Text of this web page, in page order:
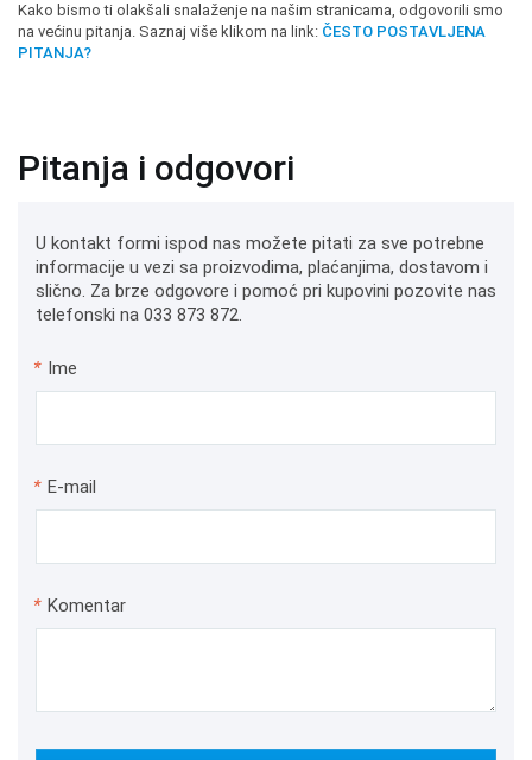
Kako bismo ti olakšali snalaženje na našim stranicama, odgovorili smo
na većinu pitanja. Saznaj više klikom na link: ČESTO POSTAVLJENA
PITANJA?
Pitanja i odgovori
U kontakt formi ispod nas možete pitati za sve potrebne
informacije u vezi sa proizvodima, plaćanjima, dostavom i
slično. Za brze odgovore i pomoć pri kupovini pozovite nas
telefonski na 033 873 872.
* Ime
* E-mail
* Komentar